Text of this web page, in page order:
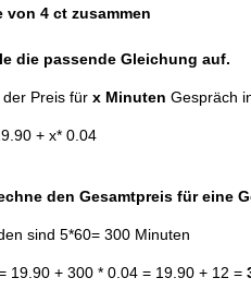
von 4 ct zusammen
die passende Gleichung auf.
Preis fürx Minuten Gespräch
+ x* 0.04
den Gesamtpreis für eine
sind 5*60= 300 Minuten
19.90 + 300 * 0.04 = 19.90 + 12 =